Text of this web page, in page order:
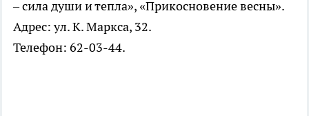
– сила души и тепла», «Прикосновение весны».
Адрес: ул. К. Маркса, 32.
Телефон: 62-03-44.